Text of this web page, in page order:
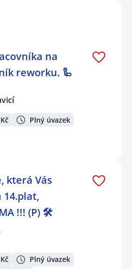
na
reworku. 🦾
Plný úvazek
která Vás
14.plat,
!!! (P) 🛠️
Plný úvazek